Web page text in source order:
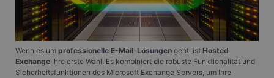
Wenn es um professionelle E-Mail-Lösungengeht, ist Hosted
ExchangeIhre erste Wahl. Es kombiniert die robuste Funktionalität und
Sicherheitsfunktionen des Microsoft Exchange Servers, um Ihre